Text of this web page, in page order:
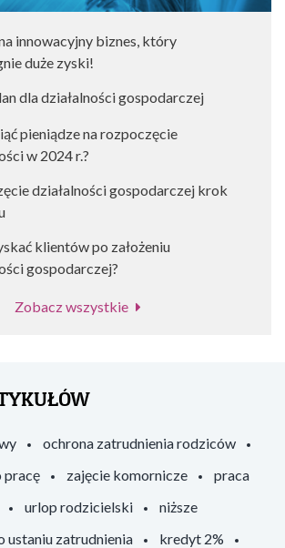
innowacyjny biznes, który
duże zyski!
dla działalności gospodarczej
pieniądze na rozpoczęcie
w 2024 r.?
działalności gospodarczej krok
klientów po założeniu
gospodarczej?
Zobacz wszystkie
ochrona zatrudnienia rodziców
pracę
zajęcie komornicze
praca
urlop rodzicielski
niższe
ustaniu zatrudnienia
kredyt 2%